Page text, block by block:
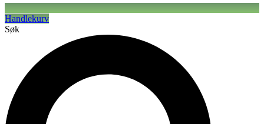
Handlekurv
Søk